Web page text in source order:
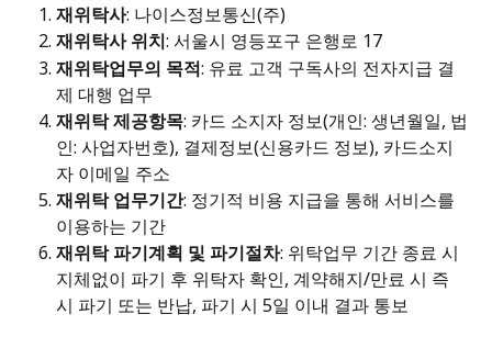
재위탁사: 나이스정보통신(주)
재위탁사 위치: 서울시 영등포구 은행로 17
재위탁업무의 목적: 유료 고객 구독사의 전자지급 결
제 대행 업무
재위탁 제공항목: 카드 소지자 정보(개인: 생년월일, 법
인: 사업자번호), 결제정보(신용카드 정보), 카드소지
자 이메일 주소
재위탁 업무기간: 정기적 비용 지급을 통해 서비스를
이용하는 기간
재위탁 파기계획 및 파기절차: 위탁업무 기간 종료 시
지체없이 파기 후 위탁자 확인, 계약해지/만료 시 즉
시 파기 또는 반납, 파기 시 5일 이내 결과 통보